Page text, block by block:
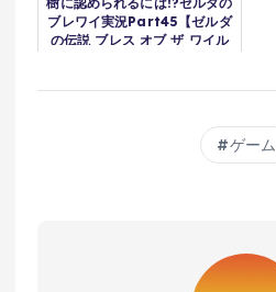
ブレワイ実況Part45【ゼルダ
の伝説 ブレス オブ ザ ワイル
ゲーム